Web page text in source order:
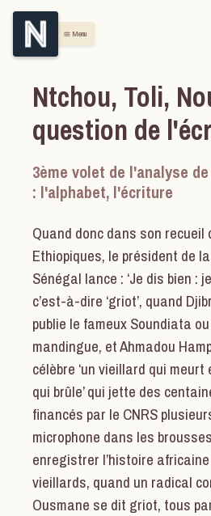
menu Menu
Ntchou, Toli,
question de
3ème volet de l'analyse
: l'alphabet, l'écriture
Quand donc dans son recueil
Ethiopiques, le président de
Sénégal lance : ‘Je dis bien :
c’est-à-dire ‘griot’, quand
publie le fameux Soundiata ou
mandingue, et Ahmadou
célèbre ‘un vieillard qui
qui brûle’ qui jette des
financés par le CNRS
microphone dans les
enregistrer l’histoire
vieillards, quand un radical
Ousmane se dit griot, tous